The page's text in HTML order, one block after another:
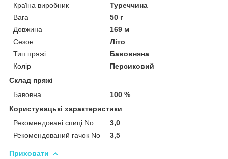
Країна виробник
Туреччина
Вага
50 г
Довжина
169 м
Сезон
Літо
Тип пряжі
Бавовняна
Колір
Персиковий
Склад пряжі
Бавовна
100 %
Користувацькі характеристики
Рекомендовані спиці No
3,0
Рекомендований гачок No
3,5
Приховати